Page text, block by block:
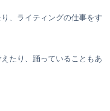
、ライティングの仕事をす
たり、踊っていることもあ